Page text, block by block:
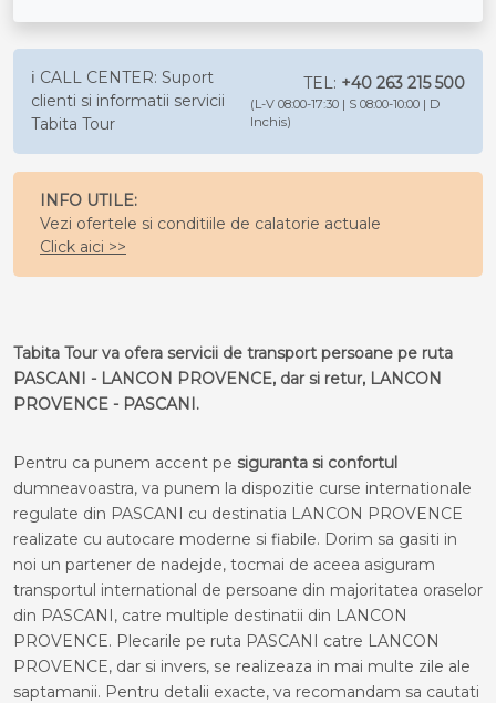
ℹ️ CALL CENTER: Suport
clienti si informatii servicii
Tabita Tour
TEL: +40 263 215 500
(L-V 08:00-17:30 | S 08:00-10:00 | D
Inchis)
INFO UTILE:
Vezi ofertele si conditiile de calatorie actuale
Click aici >>
Tabita Tour va ofera servicii de transport persoane pe ruta
PASCANI - LANCON PROVENCE, dar si retur, LANCON
PROVENCE - PASCANI.
Pentru ca punem accent pe siguranta si confortul
dumneavoastra, va punem la dispozitie curse internationale
regulate din PASCANI cu destinatia LANCON PROVENCE
realizate cu autocare moderne si fiabile. Dorim sa gasiti in
noi un partener de nadejde, tocmai de aceea asiguram
transportul international de persoane din majoritatea oraselor
din PASCANI, catre multiple destinatii din LANCON
PROVENCE. Plecarile pe ruta PASCANI catre LANCON
PROVENCE, dar si invers, se realizeaza in mai multe zile ale
saptamanii. Pentru detalii exacte, va recomandam sa cautati